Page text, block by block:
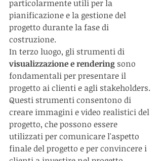
particolarmente utili per la
pianificazione e la gestione del
progetto durante la fase di
costruzione.
In terzo luogo, gli strumenti di
visualizzazione e rendering sono
fondamentali per presentare il
progetto ai clienti e agli stakeholders.
Questi strumenti consentono di
creare immagini e video realistici del
progetto, che possono essere
utilizzati per comunicare l'aspetto
finale del progetto e per convincere i